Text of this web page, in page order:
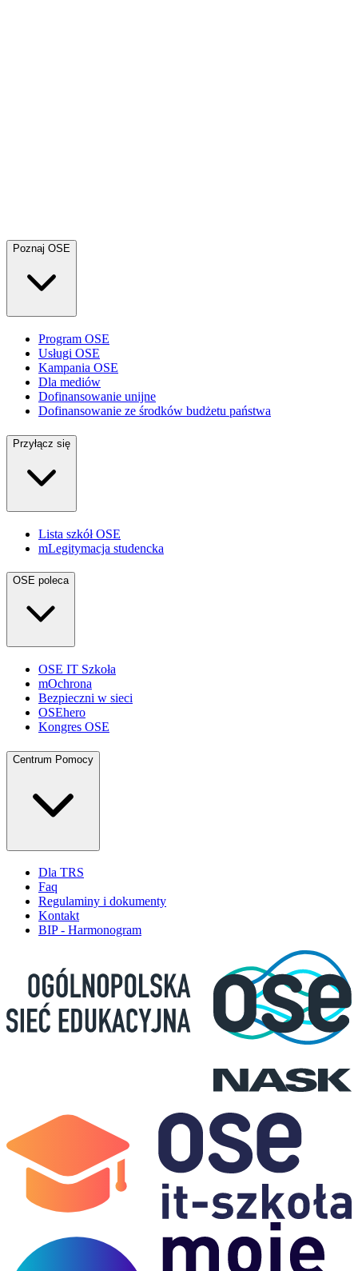
Poznaj OSE
Program OSE
Usługi OSE
Kampania OSE
Dla mediów
Dofinansowanie unijne
Dofinansowanie ze środków budżetu państwa
Przyłącz się
Lista szkół OSE
mLegitymacja studencka
OSE poleca
OSE IT Szkoła
mOchrona
Bezpieczni w sieci
OSEhero
Kongres OSE
Centrum Pomocy
Dla TRS
Faq
Regulaminy i dokumenty
Kontakt
BIP - Harmonogram